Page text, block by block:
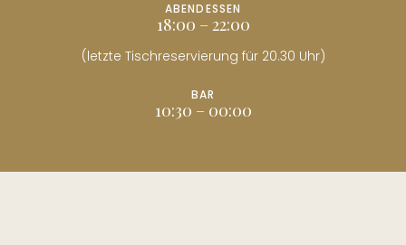
ABENDESSEN
18:00 – 22:00
(letzte Tischreservierung für 20.30 Uhr)
BAR
10:30 – 00:00